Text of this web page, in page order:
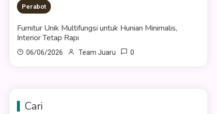
Perabot
Furnitur Unik Multifungsi untuk Hunian Minimalis,
Interior Tetap Rapi
06/06/2026 Team Juaru 0
Cari